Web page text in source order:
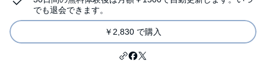
でも退会できます。
￥2,830 で購入